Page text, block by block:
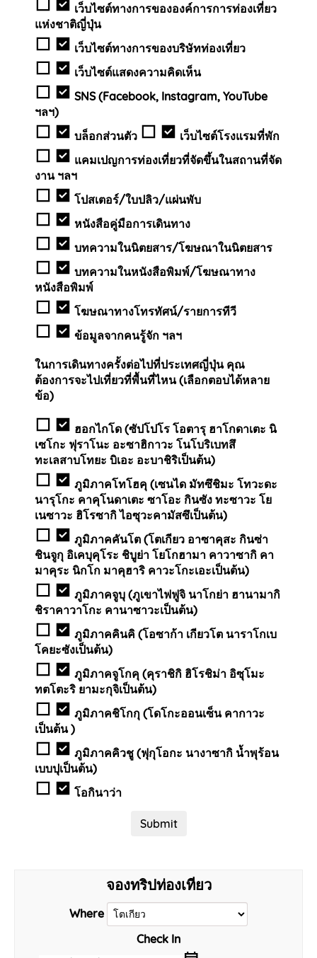
เว็บไซต์ทางการขององค์การการท่องเที่ยว
แห่งชาติญี่ปุ่น
เว็บไซต์ทางการของบริษัทท่องเที่ยว
เว็บไซต์แสดงความคิดเห็น
SNS (Facebook, Instagram, YouTube
ฯลฯ)
บล็อกส่วนตัว
เว็บไซต์โรงแรมที่พัก
แคมเปญการท่องเที่ยวที่จัดขึ้นในสถานที่จัด
งาน ฯลฯ
โปสเตอร์/ใบปลิว/แผ่นพับ
หนังสือคู่มือการเดินทาง
บทความในนิตยสาร/โฆษณาในนิตยสาร
บทความในหนังสือพิมพ์/โฆษณาทาง
หนังสือพิมพ์
โฆษณาทางโทรทัศน์/รายการทีวี
ข้อมูลจากคนรู้จัก ฯลฯ
ในการเดินทางครั้งต่อไปที่ประเทศญี่ปุ่น คุณ
ต้องการจะไปเที่ยวที่พื้นที่ไหน (เลือกตอบได้หลาย
ข้อ)
ฮอกไกโด (ซัปโปโร โอตารุ ฮาโกดาเตะ นิ
เซโกะ ฟุราโนะ อะซาฮิกาวะ โนโบริเบทสึ
ทะเลสาบโทยะ บิเอะ อะบาชิริเป็นต้น)
ภูมิภาคโทโฮคุ (เซนได มัทซึชิมะ โทวะดะ
นารุโกะ คาคุโนดาเตะ ซาโอะ กินซัง ทะซาวะ โย
เนซาวะ ฮิโรซากิ ไอซุวะคามัสซึเป็นต้น)
ภูมิภาคคันโต (โตเกียว อาซาคุสะ กินซ่า
ชินจูกุ อิเคบุคุโระ ชิบูย่า โยโกฮามา คาวาซากิ คา
มาคุระ นิกโก มาคุฮาริ คาวะโกะเอะเป็นต้น)
ภูมิภาคจูบุ (ภูเขาไฟฟูจิ นาโกย่า ฮานามากิ
ชิราคาวาโกะ คานาซาวะเป็นต้น)
ภูมิภาคคินคิ (โอซาก้า เกียวโต นาราโกเบ
โคยะซังเป็นต้น)
ภูมิภาคจูโกคุ (คุราชิกิ ฮิโรชิม่า อิซุโมะ
ทตโตะริ ยามะกุจิเป็นต้น)
ภูมิภาคชิโกกุ (โดโกะออนเซ็น คากาวะ
เป็นต้น )
ภูมิภาคคิวชู (ฟุกุโอกะ นางาซากิ น้ำพุร้อน
เบบปุเป็นต้น)
โอกินาว่า
จองทริปท่องเที่ยว
Where
Check In